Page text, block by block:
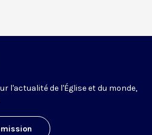
l'actualité de l'Église et du monde,